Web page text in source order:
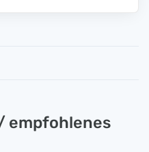
empfohlenes